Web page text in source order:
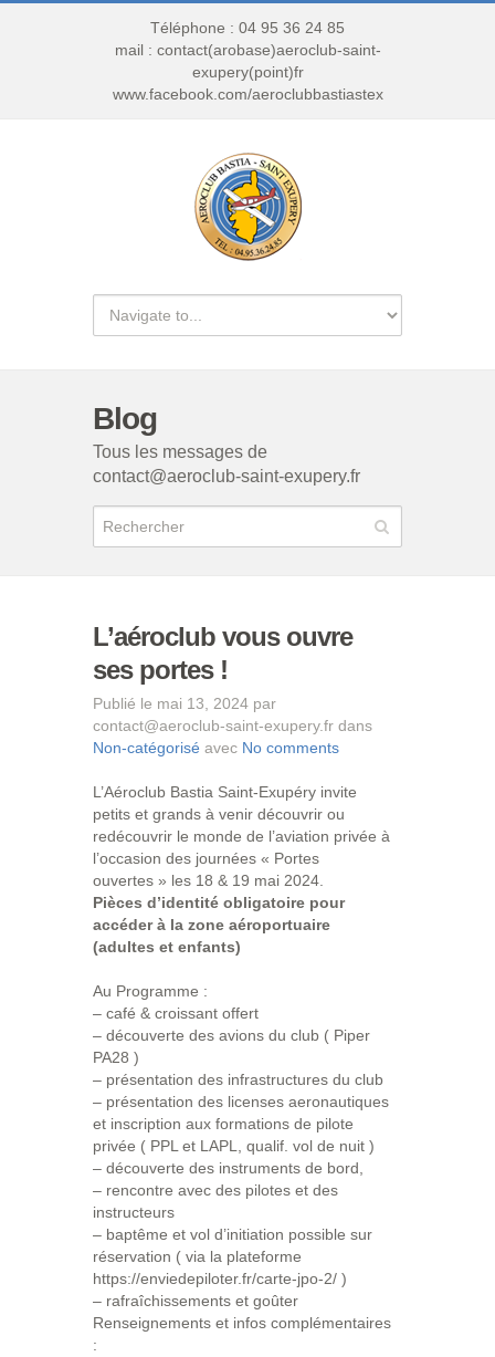
Téléphone : 04 95 36 24 85
mail : contact(arobase)aeroclub-saint-
exupery(point)fr
www.facebook.com/aeroclubbastiastex
Blog
Tous les messages de
contact@aeroclub-saint-exupery.fr
L’aéroclub vous ouvre
ses portes !
Publié le mai 13, 2024 par
contact@aeroclub-saint-exupery.fr dans
Non-catégorisé avec No comments
L’Aéroclub Bastia Saint-Exupéry invite
petits et grands à venir découvrir ou
redécouvrir le monde de l’aviation privée à
l’occasion des journées « Portes
ouvertes » les 18 & 19 mai 2024.
Pièces d’identité obligatoire pour
accéder à la zone aéroportuaire
(adultes et enfants)
Au Programme :
– café & croissant offert
– découverte des avions du club ( Piper
PA28 )
– présentation des infrastructures du club
– présentation des licenses aeronautiques
et inscription aux formations de pilote
privée ( PPL et LAPL, qualif. vol de nuit )
– découverte des instruments de bord,
– rencontre avec des pilotes et des
instructeurs
– baptême et vol d’initiation possible sur
réservation ( via la plateforme
https://enviedepiloter.fr/carte-jpo-2/ )
– rafraîchissements et goûter
Renseignements et infos complémentaires
: